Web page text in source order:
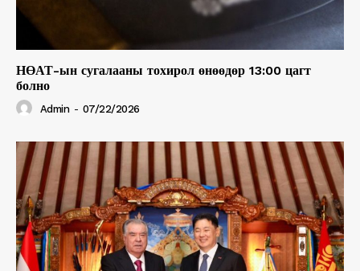
НӨАТ-ын сугалааны тохирол өнөөдөр 13:00 цагт
болно
Admin - 07/22/2026